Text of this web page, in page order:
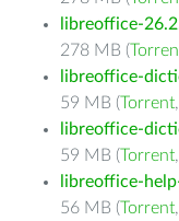
libreoffice-
278 MB (
libreoffice-
59 MB (Torrent,
libreoffice-
59 MB (Torrent,
libreoffice-
56 MB (Torrent,